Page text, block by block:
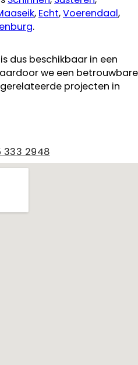
, Echt,Voerendaal,
.
dus beschikbaar in een
we een betrouwbare
projecten in
333 2948